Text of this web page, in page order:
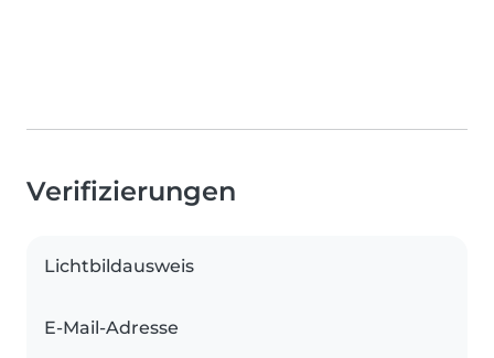
Verifizierungen
Lichtbildausweis
E-Mail-Adresse